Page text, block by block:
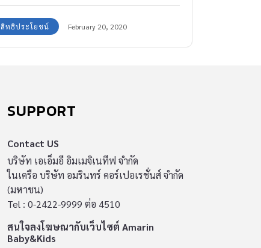
สิทธิประโยชน์ February 20, 2020
SUPPORT
Contact US
บริษัท เอเอ็มอี อิมเมจิเนทีฟ จำกัด
ในเครือ บริษัท อมรินทร์ คอร์เปอเรชั่นส์ จำกัด
(มหาชน)
Tel : 0-2422-9999 ต่อ 4510
สนใจลงโฆษณากับเว็บไซต์ Amarin
Baby&Kids